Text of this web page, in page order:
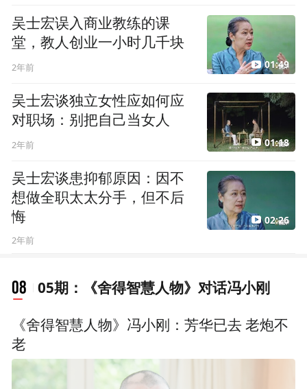
吴士宏误入商业教练的课
堂，教人创业一小时几千块
2年前 01:49
吴士宏谈独立女性应如何应
对职场：别把自己当女人
2年前 01:18
吴士宏谈患抑郁原因：因不
想做全职太太分手，但不后
悔
2年前
02:26
08 05期：《舍得智慧人物》对话冯小刚
《舍得智慧人物》冯小刚：芳华已去 老炮不
老